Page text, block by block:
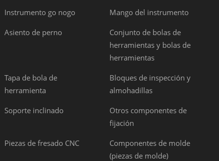
Instrumento go nogo Mango del instrumento
Asiento de perno
Conjunto de bolas de
herramientas y bolas de
herramientas
Tapa de bola de
herramienta
Bloques de inspección y
almohadillas
Soporte inclinado
Otros componentes de
fijación
Piezas de fresado CNC
Componentes de molde
(piezas de molde)